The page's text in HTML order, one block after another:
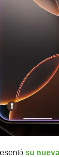
su